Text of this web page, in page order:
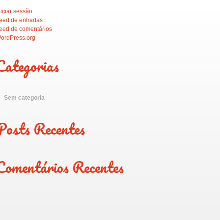
sessão
de entradas
de comentários
Sem categoria
Recentes
Recentes